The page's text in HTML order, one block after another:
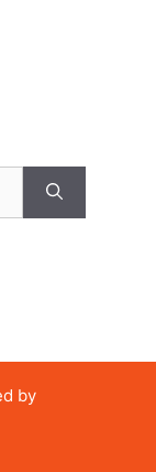
by